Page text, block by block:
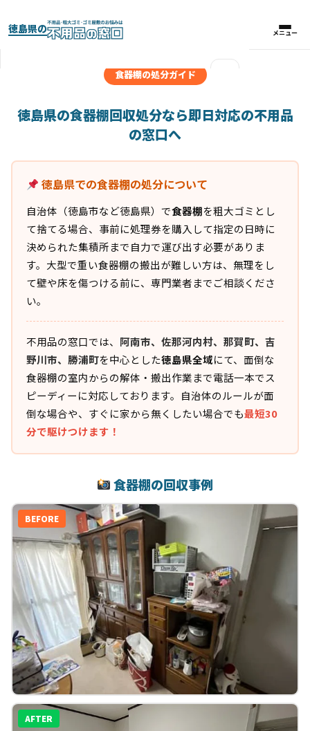
徳島県の メニュー
実績紹介
料金比較表
お客様の声
よくある質問
対応エリア
食器棚の処分ガイド
徳島県の食器棚回収処分なら即日対応の不用品
の窓口へ
徳島県での食器棚の処分について
自治体（徳島市など徳島県）で食器棚を粗大ゴミとし
て捨てる場合、事前に処理券を購入して指定の日時に
決められた集積所まで自力で運び出す必要がありま
す。大型で重い食器棚の搬出が難しい方は、無理をし
て壁や床を傷つける前に、専門業者までご相談くださ
い。
不用品の窓口では、 阿南市、佐那河内村、那賀町、吉
野川市、勝浦町を中心とした徳島県全域にて、面倒な
食器棚の室内からの解体・搬出作業まで電話一本でス
ピーディーに対応しております。自治体のルールが面
倒な場合や、すぐに家から無くしたい場合でも最短30
分で駆けつけます！
食器棚の回収事例
BEFORE
AFTER